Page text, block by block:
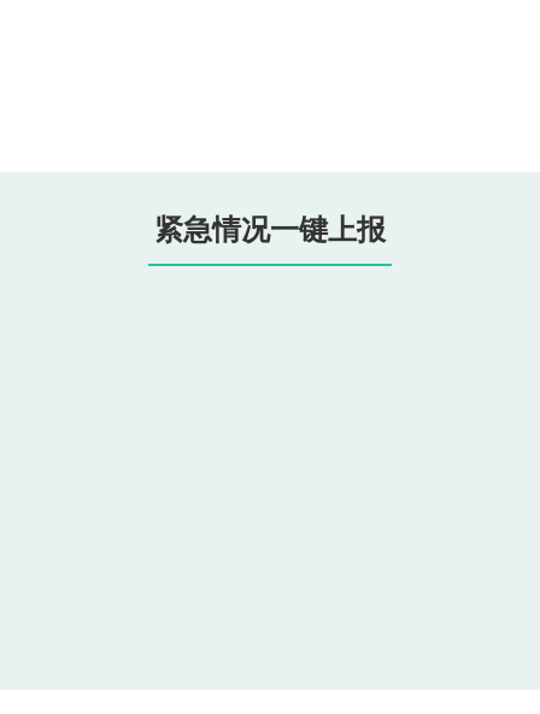
紧急情况一键上报